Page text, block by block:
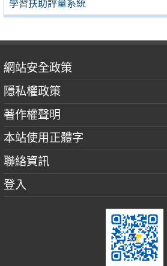
學習扶助評量系統
網站安全政策
隱私權政策
著作權聲明
本站使用正體字
聯絡資訊
登入